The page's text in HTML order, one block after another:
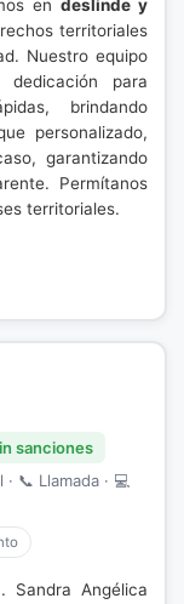
en deslinde y
territoriales
Nuestro equipo
para
brindando
personalizado,
garantizando
Permítanos
territoriales.
sanciones
📞 Llamada · 💻
Sandra Angélica